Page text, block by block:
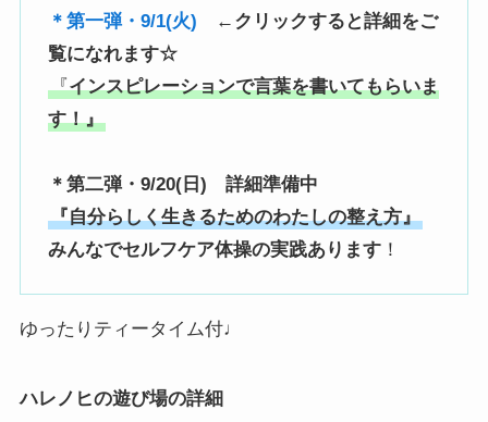
＊第一弾・9/1(火)
←クリックすると詳細をご
覧になれます☆
『インスピレーションで言葉を書いてもらいま
す！』
＊第二弾・9/20(日) 詳細準備中
『自分らしく生きるためのわたしの整え方』
みんなでセルフケア体操の実践あります ！
ゆったりティータイム付♩
ハレノヒの遊び場の詳細